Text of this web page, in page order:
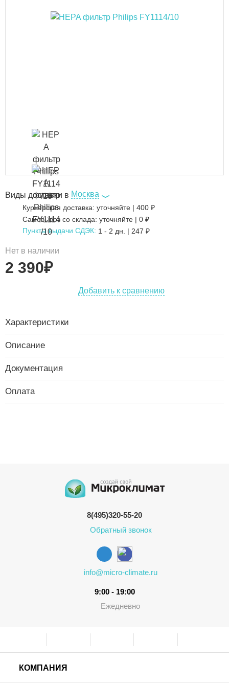
Виды доставки в Москва
Курьерская доставка: уточняйте | 400 ₽
Самовывоз со склада: уточняйте | 0 ₽
Пункты выдачи СДЭК: 1 - 2 дн. | 247 ₽
Нет в наличии
2 390₽
Добавить к сравнению
Характеристики
Описание
Документация
Оплата
8(495)320-55-20
Обратный звонок
info@micro-climate.ru
9:00 - 19:00
Ежедневно
КОМПАНИЯ